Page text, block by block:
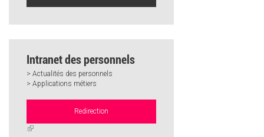
Intranet des personnels
> Actualités des personnels
> Applications métiers
Redirection
(link